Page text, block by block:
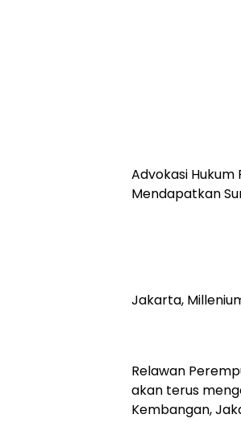
Advokasi Hukum
Mendapatkan
Jakarta,
Relawan
akan terus
Kembangan,